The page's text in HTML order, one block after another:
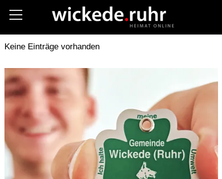
Aktuelles
Kreis Soest
Polizei
Stellenanzeigen
Unternehmen
Gastronomie
Hilfe im Notfall
Vereine
Termine
Kommunalwahl 2025
Keine Einträge vorhanden